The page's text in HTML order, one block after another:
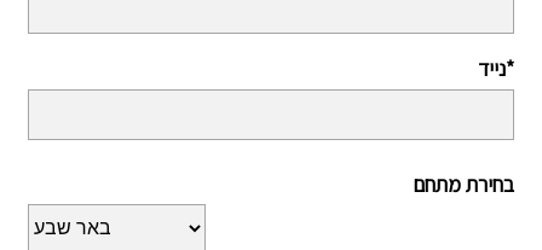
נייד*
בחירת מתחם